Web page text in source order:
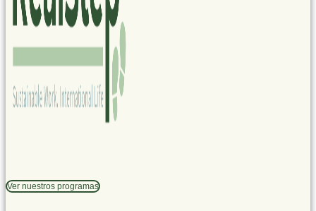
Ver nuestros programas